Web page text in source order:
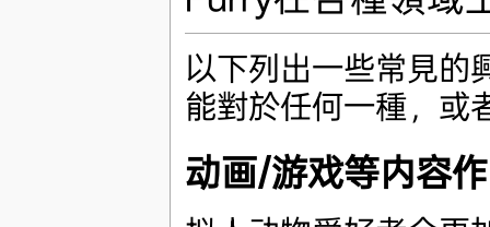
以下列出一些常見的
能對於任何一種，或
动画/游戏等内容